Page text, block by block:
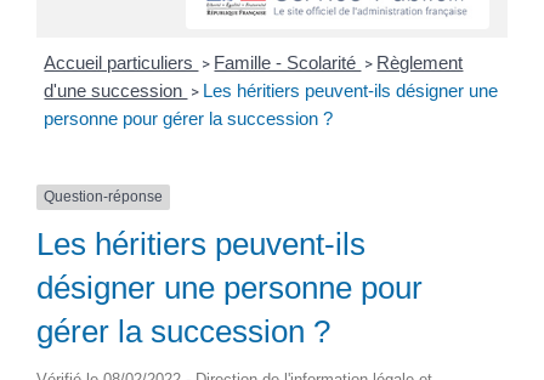
Accueil particuliers > Famille - Scolarité > Règlement
d'une succession > Les héritiers peuvent-ils désigner une
personne pour gérer la succession ?
Question-réponse
Les héritiers peuvent-ils
désigner une personne pour
gérer la succession ?